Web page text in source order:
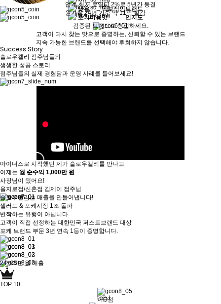
업계 최저 로열티 2%로 5년간 동결
원가율 24년 기준 약 11억 절감
낮은
초기비용
독보적인
맛
브랜드
인지도
낮은
초기비용
독보적인
맛
브랜드
인지도
검증된 브랜드로 창업하세요.
고객이 다시 찾는 맛으로 증명하는, 신뢰할 수 있는 브랜드
지속 가능한 브랜드를 선택해야 후회하지 않습니다.
Success Story
슬로우캘리 점주님들의
생생한 성공 스토리
점주님들의 실제 경험담과 운영 사례를 들어보세요!
마이너스로 시작했던 제가 슬로우캘리를 만나고
이제는 월 순수익 1,000만 원
사장님이 됐어요!
을지로점/신촌점 김제이 점주님
슬로우캘리는 매출을 만들어냅니다!
샐러드 & 포케시장 1조 돌파
반짝하는 유행이 아닙니다.
고객이 직접 선정하는 대한민국 퍼스트브랜드 대상
포케 브랜드 부문 3년 연속 1등이 증명합니다.
24~25년 월 매출
TOP 10
top 1
이O점